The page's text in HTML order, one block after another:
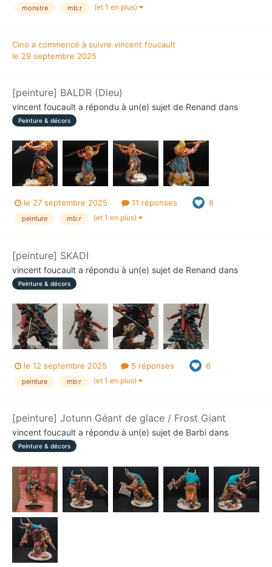
monstre mb:r (et 1 en plus)
Cino a commencé à suivre vincent foucault
le 29 septembre 2025
[peinture] BALDR (Dieu)
vincent foucault a répondu à un(e) sujet de Renand dans
Peinture & décors
le 27 septembre 2025 11 réponses 8
peinture mb:r (et 1 en plus)
[peinture] SKADI
vincent foucault a répondu à un(e) sujet de Renand dans
Peinture & décors
le 12 septembre 2025 5 réponses 6
peinture mb:r (et 1 en plus)
[peinture] Jotunn Géant de glace / Frost Giant
vincent foucault a répondu à un(e) sujet de Barbi dans
Peinture & décors